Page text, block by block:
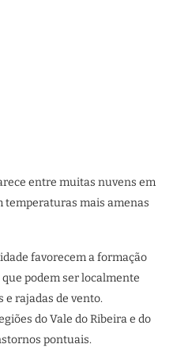
entre muitas nuvens em
temperaturas mais amenas
favorecem a formação
podem ser localmente
e rajadas de vento.
do Vale do Ribeira e do
pontuais.